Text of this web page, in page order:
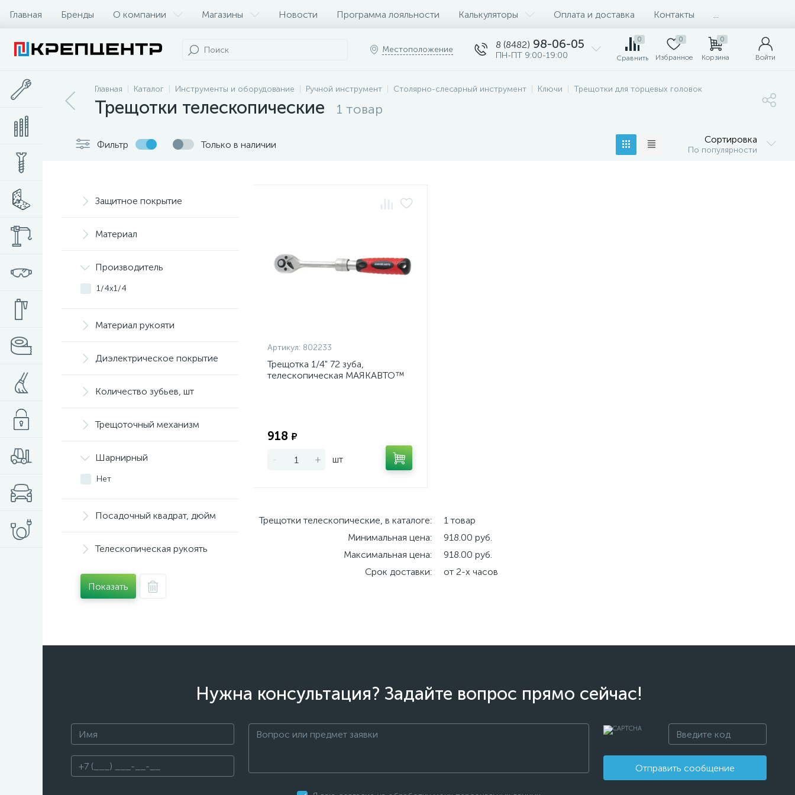
Главная Бренды О компании Магазины Новости Программа лояльности Калькуляторы Оплата и доставка Контакты
Местоположение 8 (8482) 98-06-05
ПН-ПТ 9:00-19:00
0
Сравнить
0
Избранное
0
Корзина Войти
Главная Каталог Инструменты и оборудование Ручной инструмент Столярно-слесарный инструмент Ключи Трещотки для торцевых головок
Трещотки телескопические 1 товар
Фильтр Только в наличии Сортировка
По популярности
Защитное покрытие
Материал
Производитель
1/4х1/4
Материал рукояти
Диэлектрическое покрытие
Количество зубьев, шт
Трещоточный механизм
Шарнирный
Нет
Посадочный квадрат, дюйм
Телескопическая рукоять
Показать
Артикул: 802233
Трещотка 1/4" 72 зуба,
телескопическая МАЯКАВТО™
918 ₽
- + шт
Трещотки телескопические, в каталоге:
1 товар
Минимальная цена:
918.00 руб.
Максимальная цена:
918.00 руб.
Срок доставки:
от 2-х часов
Нужна консультация? Задайте вопрос прямо сейчас!
Отправить сообщение